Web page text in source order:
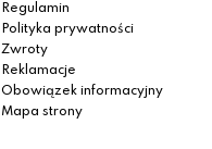
Regulamin
Polityka prywatności
Zwroty
Reklamacje
Obowiązek informacyjny
Mapa strony